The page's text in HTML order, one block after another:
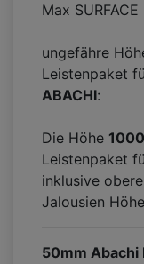
Max
ungefähre
Leistenpaket
ABACHI:
Die Höhe
Leistenpaket
inklusive
Jalousien
50mm Abachi